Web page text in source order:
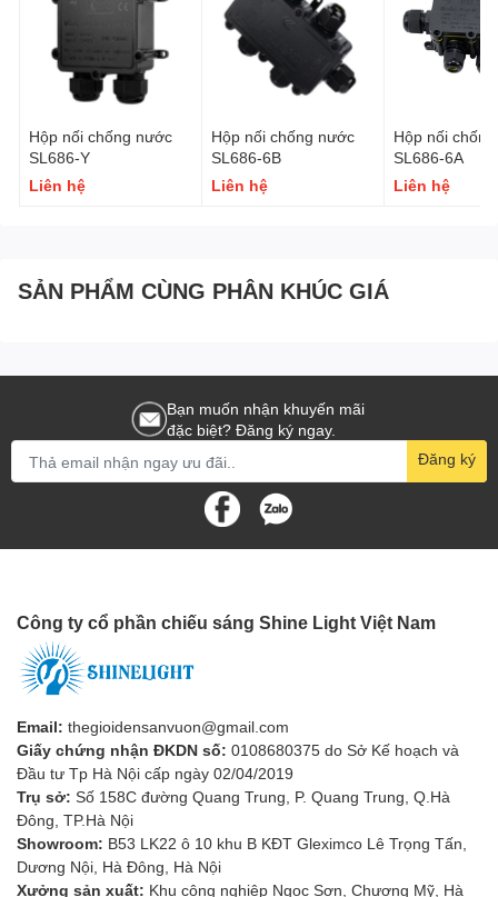
Hộp nối chống nước
SL686-Y
Liên hệ
Hộp nối chống nước
SL686-6B
Liên hệ
Hộp nối
SL686-6A
Liên hệ
SẢN PHẨM CÙNG PHÂN KHÚC GIÁ
Bạn muốn nhận khuyến mãi
đặc biệt? Đăng ký ngay.
Đăng ký
Công ty cổ phần chiếu sáng Shine Light Việt Nam
Email: thegioidensanvuon@gmail.com
Giấy chứng nhận ĐKDN số: 0108680375 do Sở Kế hoạch và
Đầu tư Tp Hà Nội cấp ngày 02/04/2019
Trụ sở: Số 158C đường Quang Trung, P. Quang Trung, Q.Hà
Đông, TP.Hà Nội
Showroom: B53 LK22 ô 10 khu B KĐT Gleximco Lê Trọng Tấn,
Dương Nội, Hà Đông, Hà Nội
Xưởng sản xuất: Khu công nghiệp Ngọc Sơn, Chương Mỹ, Hà